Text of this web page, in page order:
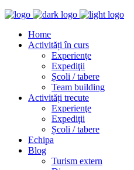
Home
Activități în curs
Experienţe
Expediţii
Școli / tabere
Team building
Activități trecute
Experienţe
Expediţii
Școli / tabere
Echipa
Blog
Turism extern